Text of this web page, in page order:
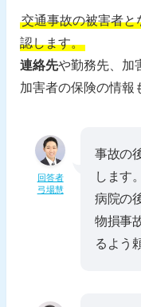
交通事故の被害者
認します。
連絡先や勤務先、加
加害者の保険の情報
回答者
弓場慧
事故の
します。
病院の
物損事
るよう